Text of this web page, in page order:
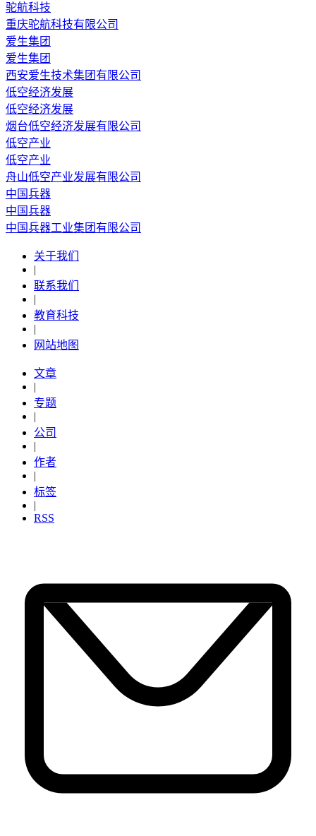
驼航科技
重庆驼航科技有限公司
爱生集团
爱生集团
西安爱生技术集团有限公司
低空经济发展
低空经济发展
烟台低空经济发展有限公司
低空产业
低空产业
舟山低空产业发展有限公司
中国兵器
中国兵器
中国兵器工业集团有限公司
关于我们
|
联系我们
|
教育科技
|
网站地图
文章
|
专题
|
公司
|
作者
|
标签
|
RSS